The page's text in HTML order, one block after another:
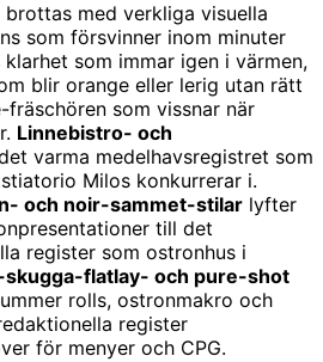
med verkliga visuella
som försvinner inom minuter
som immar igen i värmen,
blir orange eller lerig utan rätt
fräschören som vissnar när
Linnebistro- och
varma medelhavsregistret som
Milos konkurrerar i.
och noir-sammet-stilar lyfter
till det
register som ostronhus i
skugga-flatlay- och pure-shot
rolls, ostronmakro och
register
för menyer och CPG.